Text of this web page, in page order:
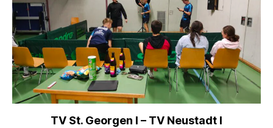
TV St. Georgen I – TV Neustadt I